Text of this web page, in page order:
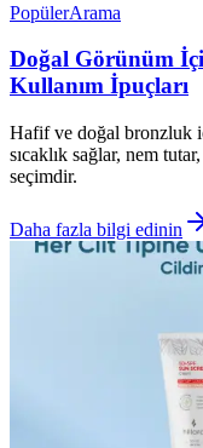
PopülerArama
Doğal Görünüm
Kullanım İpuçları
Hafif ve doğal bronzluk
sıcaklık sağlar, nem
seçimdir.
Daha fazla bilgi edinin